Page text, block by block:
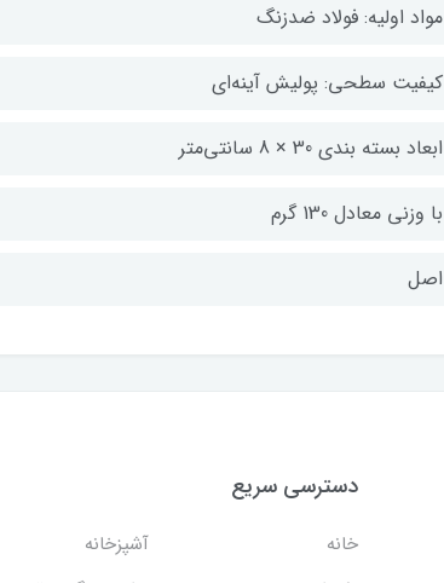
مواد اولیه: فولاد ضدزنگ
کیفیت سطحی: پولیش آینه‎‌ای
ابعاد بسته بندی 30 × 8 سانتی‌متر
با وزنی معادل 130 گرم
اصل
دسترسی سریع
خانه
آشپزخانه